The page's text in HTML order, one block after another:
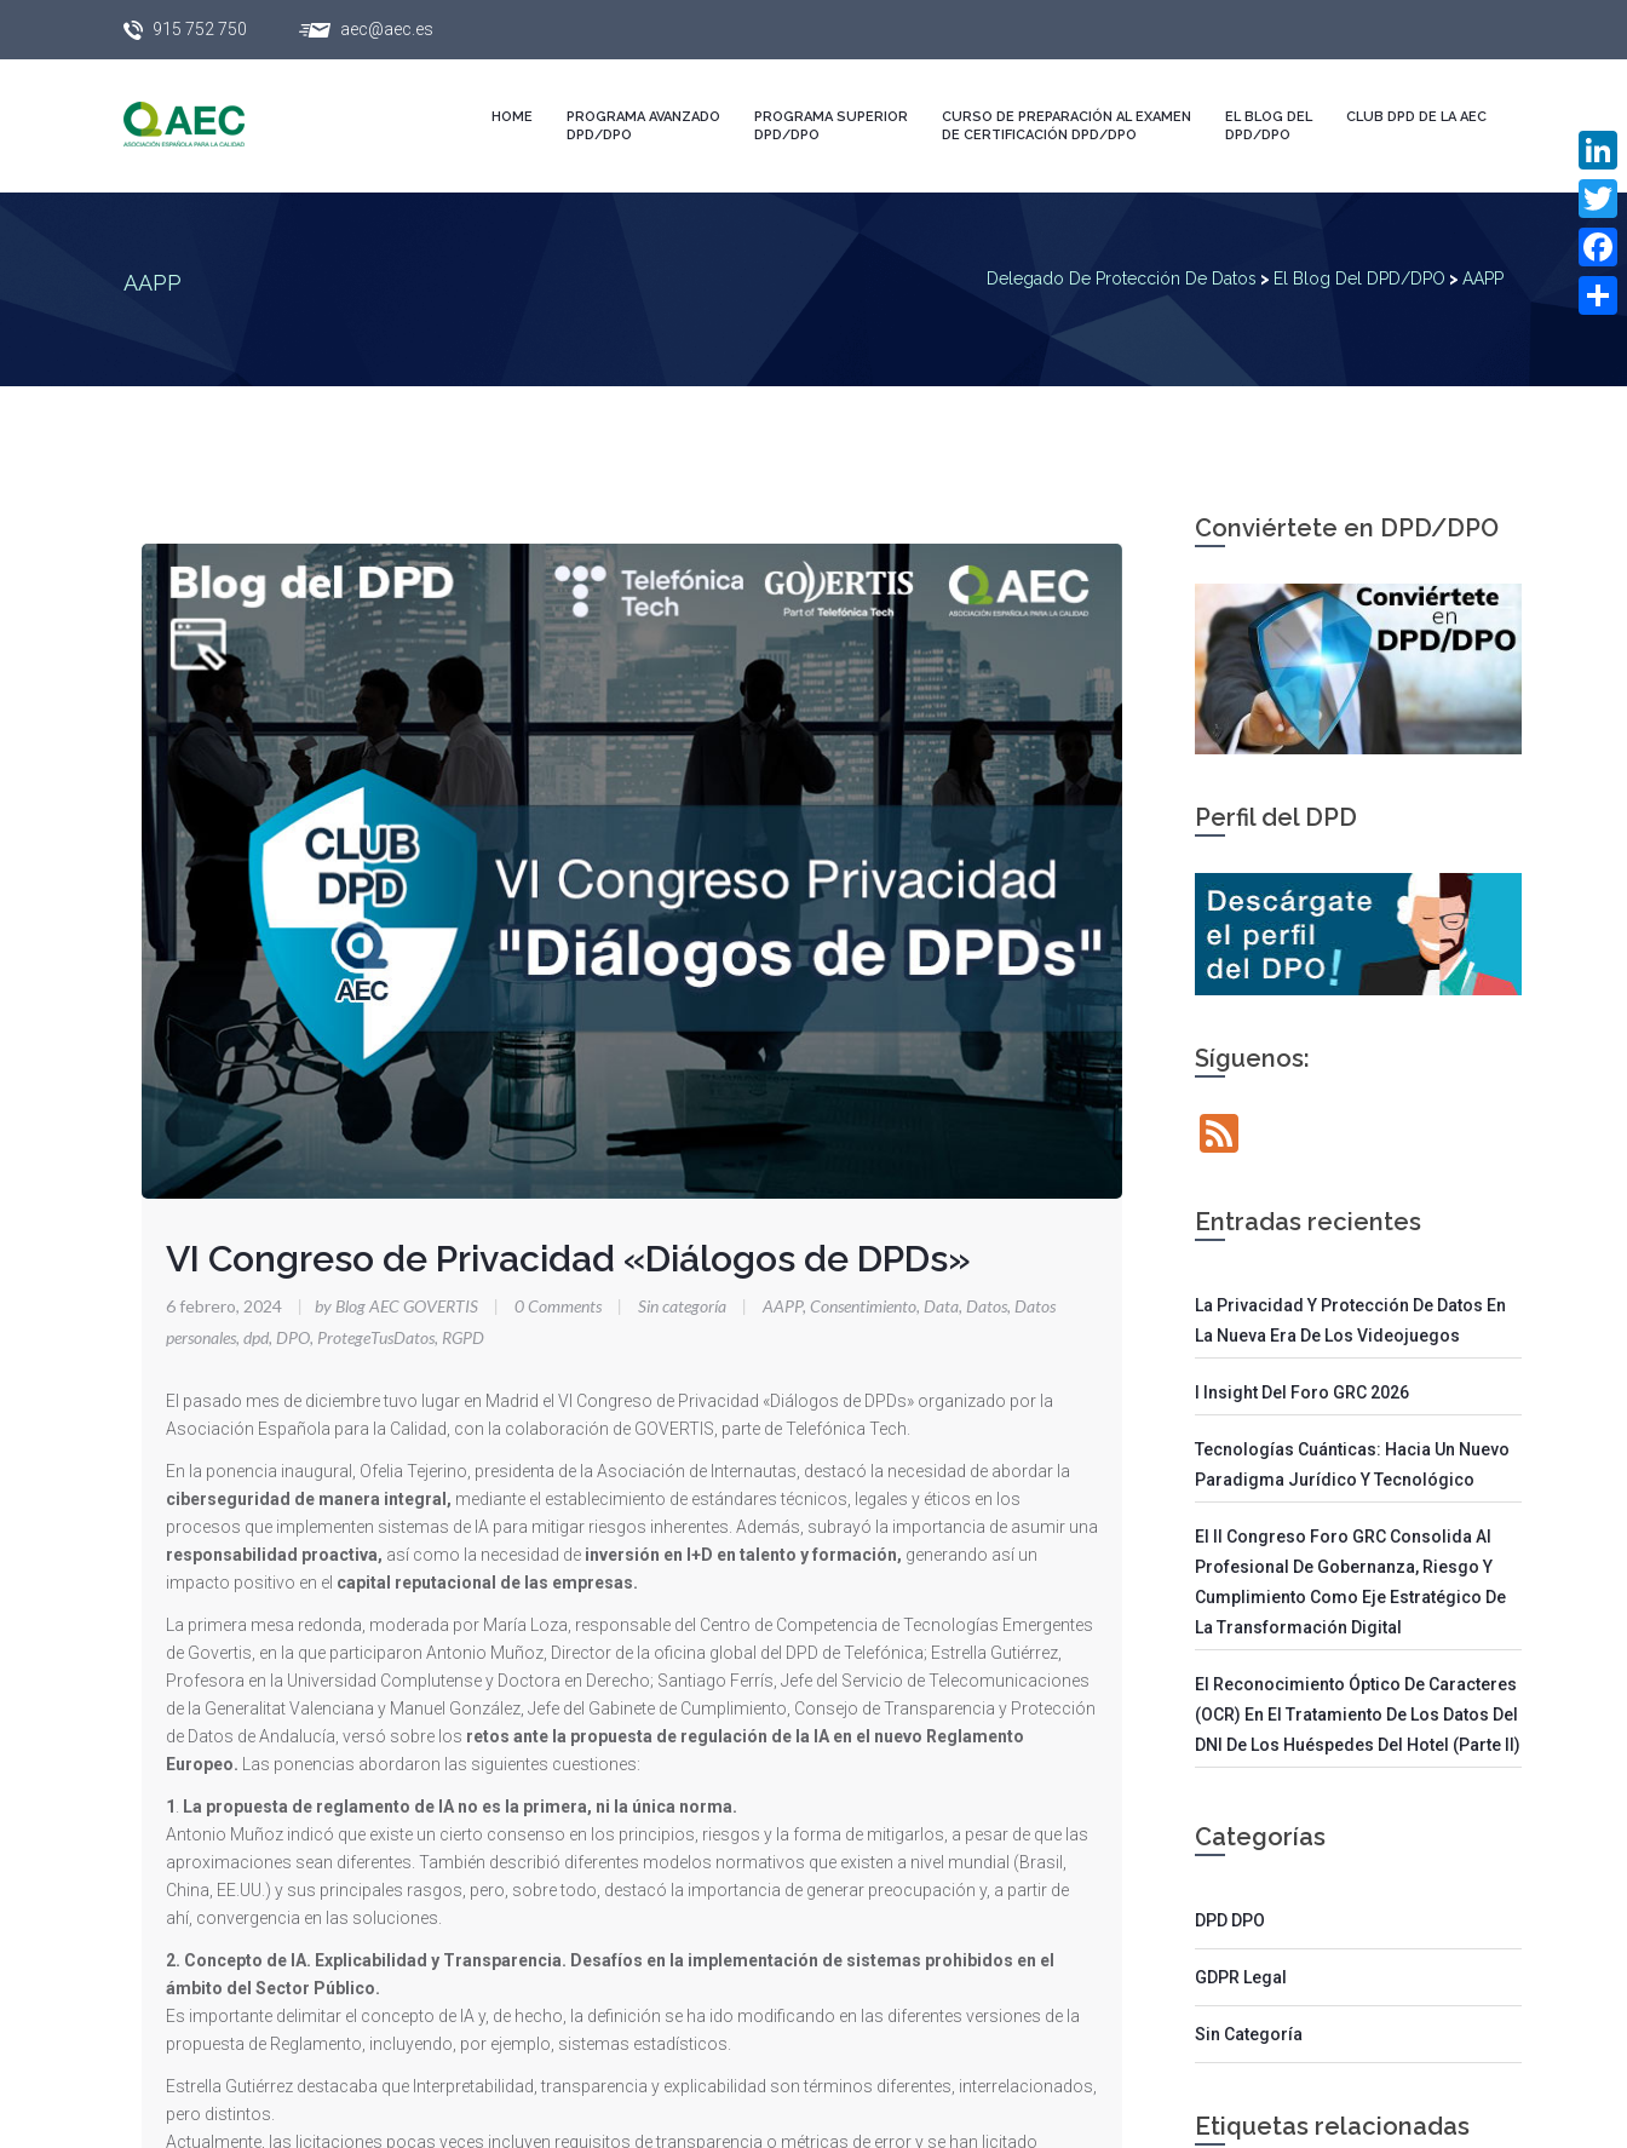
915 752 750 aec@aec.es
HOME
PROGRAMA AVANZADO
DPD/DPO
PROGRAMA SUPERIOR
DPD/DPO
CURSO DE PREPARACIÓN AL EXAMEN
DE CERTIFICACIÓN DPD/DPO
EL BLOG DEL
DPD/DPO
CLUB DPD DE LA AEC
AAPP Delegado De Protección De Datos > El Blog Del DPD/DPO > AAPP
VI Congreso de Privacidad «Diálogos de DPDs»
6 febrero, 2024 | by Blog AEC GOVERTIS | 0 Comments | Sin categoría | AAPP, Consentimiento, Data, Datos, Datos
personales, dpd, DPO, ProtegeTusDatos, RGPD
El pasado mes de diciembre tuvo lugar en Madrid el VI Congreso de Privacidad «Diálogos de DPDs» organizado por la
Asociación Española para la Calidad, con la colaboración de GOVERTIS, parte de Telefónica Tech.
En la ponencia inaugural, Ofelia Tejerino, presidenta de la Asociación de Internautas, destacó la necesidad de abordar la
ciberseguridad de manera integral, mediante el establecimiento de estándares técnicos, legales y éticos en los
procesos que implementen sistemas de IA para mitigar riesgos inherentes. Además, subrayó la importancia de asumir una
responsabilidad proactiva, así como la necesidad de inversión en I+D en talento y formación, generando así un
impacto positivo en el capital reputacional de las empresas.
La primera mesa redonda, moderada por María Loza, responsable del Centro de Competencia de Tecnologías Emergentes
de Govertis, en la que participaron Antonio Muñoz, Director de la oficina global del DPD de Telefónica; Estrella Gutiérrez,
Profesora en la Universidad Complutense y Doctora en Derecho; Santiago Ferrís, Jefe del Servicio de Telecomunicaciones
de la Generalitat Valenciana y Manuel González, Jefe del Gabinete de Cumplimiento, Consejo de Transparencia y Protección
de Datos de Andalucía, versó sobre los retos ante la propuesta de regulación de la IA en el nuevo Reglamento
Europeo. Las ponencias abordaron las siguientes cuestiones:
1
La propuesta de reglamento de IA no es la primera, ni la única norma.
Antonio Muñoz indicó que existe un cierto consenso en los principios, riesgos y la forma de mitigarlos, a pesar de que las
aproximaciones sean diferentes. También describió diferentes modelos normativos que existen a nivel mundial (Brasil,
China, EE.UU.) y sus principales rasgos, pero, sobre todo, destacó la importancia de generar preocupación y, a partir de
ahí, convergencia en las soluciones.
2. Concepto de IA. Explicabilidad y Transparencia. Desafíos en la implementación de sistemas prohibidos en el
ámbito del Sector Público.
Es importante delimitar el concepto de IA y, de hecho, la definición se ha ido modificando en las diferentes versiones de la
propuesta de Reglamento, incluyendo, por ejemplo, sistemas estadísticos.
Estrella Gutiérrez destacaba que Interpretabilidad, transparencia y explicabilidad son términos diferentes, interrelacionados,
pero distintos.
Actualmente, las licitaciones pocas veces incluyen requisitos de transparencia o métricas de error y se han licitado
Conviértete en DPD/DPO
Perfil del DPD
Síguenos:
Entradas recientes
La Privacidad Y Protección De Datos En
La Nueva Era De Los Videojuegos
I Insight Del Foro GRC 2026
Tecnologías Cuánticas: Hacia Un Nuevo
Paradigma Jurídico Y Tecnológico
El II Congreso Foro GRC Consolida Al
Profesional De Gobernanza, Riesgo Y
Cumplimiento Como Eje Estratégico De
La Transformación Digital
El Reconocimiento Óptico De Caracteres
(OCR) En El Tratamiento De Los Datos Del
DNI De Los Huéspedes Del Hotel (parte II)
Categorías
DPD DPO
GDPR Legal
Sin Categoría
Etiquetas relacionadas